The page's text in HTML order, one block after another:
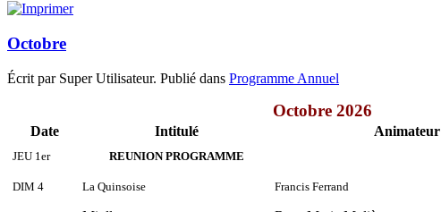
Octobre
Écrit par Super Utilisateur. Publié dans Programme Annuel
Octobre 2026
Date Intitulé Animateur
JEU 1er REUNION PROGRAMME
DIM 4 La Quinsoise Francis Ferrand